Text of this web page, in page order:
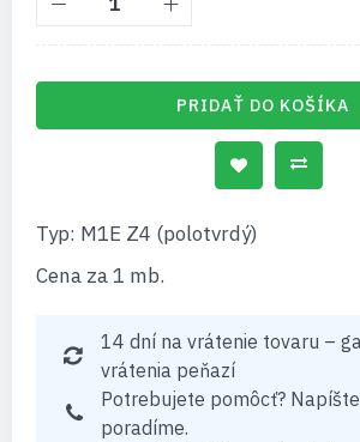
PRIDAŤ DO KOŠÍKA
Typ: M1E Z4 (polotvrdý)
Cena za 1 mb.
14 dní na vrátenie tovaru –
vrátenia peňazí
Potrebujete pomôcť?
poradíme.